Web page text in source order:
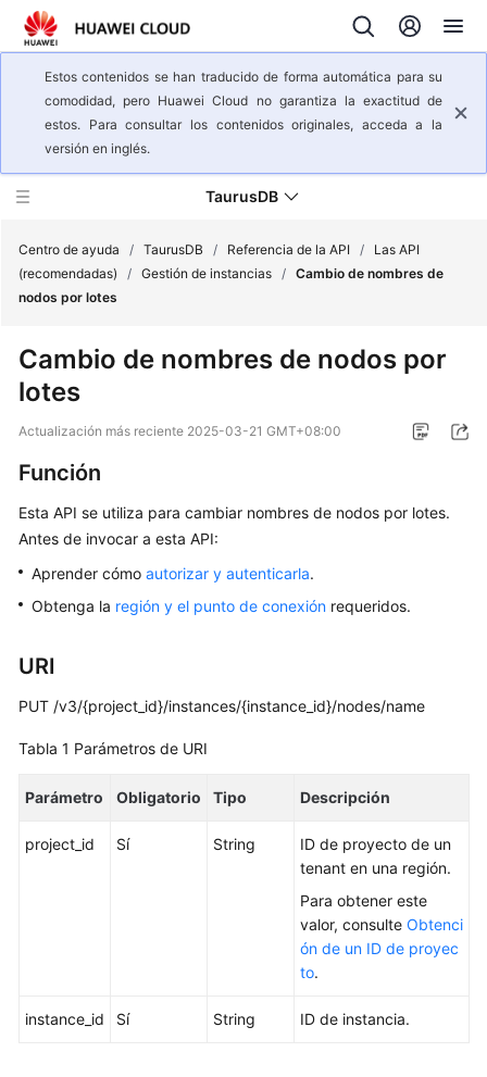
Estos contenidos se han traducido de forma automática para su
comodidad, pero Huawei Cloud no garantiza la exactitud de
estos. Para consultar los contenidos originales, acceda a la
versión en inglés.
TaurusDB
del
servicio
Pasos
iniciales
Guía
del
Referencia
la
de
de
API
Centro de ayuda / TaurusDB / Referencia de la API /
Las API
(recomendadas)
/ Gestión de instancias / Cambio de nombres de
nodos por lotes
Cambio de nombres de nodos por
lotes
Actualización más reciente 2025-03-21 GMT+08:00
Función
Esta API se utiliza para cambiar nombres de nodos por lotes.
Antes de invocar a esta API:
Aprender cómo autorizar y autenticarla.
Obtenga la región y el punto de conexión requeridos.
URI
PUT /v3/{project_id}/instances/{instance_id}/nodes/name
Tabla 1 Parámetros de URI
Parámetro Obligatorio Tipo Descripción
project_id Sí String
ID de proyecto de un
tenant en una región.
Para obtener este
valor, consulte Obtenci
ón de un ID de proyec
to.
instance_id Sí String ID de instancia.